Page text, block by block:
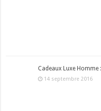
Cadeaux Luxe
14 septembre 2016